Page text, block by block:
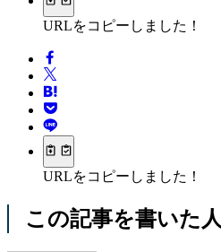
URLをコピーしました！
URLをコピーしました！
この記事を書いた人